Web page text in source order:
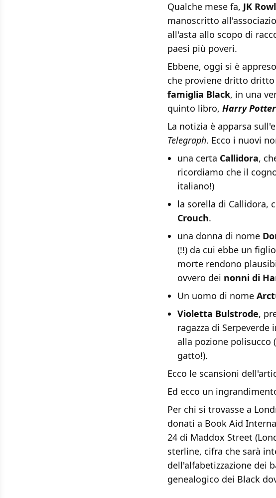
Qualche mese fa, JK
manoscritto
all'asta allo scopo di
paesi più poveri.
Ebbene, oggi si è
che proviene dritto dritto
famiglia Black, in una
quinto libro, Harry
La notizia è apparsa
Telegraph. Ecco i nuovi
una certa Callidora,
ricordiamo che il
italiano!)
la sorella di Callidora,
Crouch.
una donna di nome
(!!) da cui ebbe un
morte rendono
ovvero dei nonni di
Un uomo di nome
Violetta Bulstrode,
ragazza di
alla pozione polisucco
gatto!).
Ecco le scansioni
Ed ecco un
Per chi si trovasse a
donati a Book Aid
24 di Maddox Street
sterline, cifra che sarà
dell'alfabetizzazione dei
genealogico dei Black